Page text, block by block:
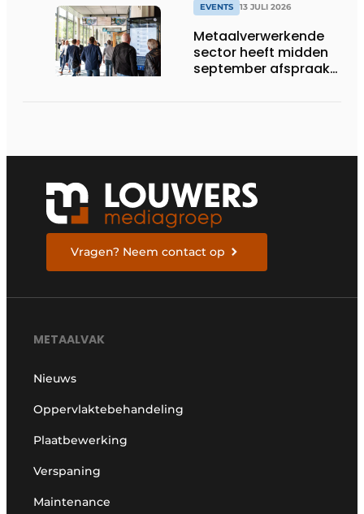
EVENTS 13 JULI 2026
Metaalverwerkende
sector heeft midden
september afspraak
Vragen? Neem contact op
METAALVAK
Nieuws
Oppervlaktebehandeling
Plaatbewerking
Verspaning
Maintenance